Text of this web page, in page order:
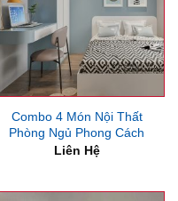
Combo 4 Món Nội Thất
Phòng Ngủ Phong Cách
Liên Hệ